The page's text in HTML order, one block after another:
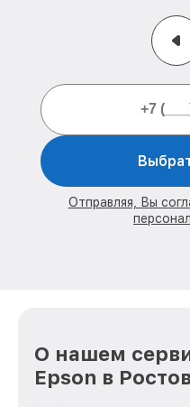
Отправляя, Вы
О нашем
Epson в